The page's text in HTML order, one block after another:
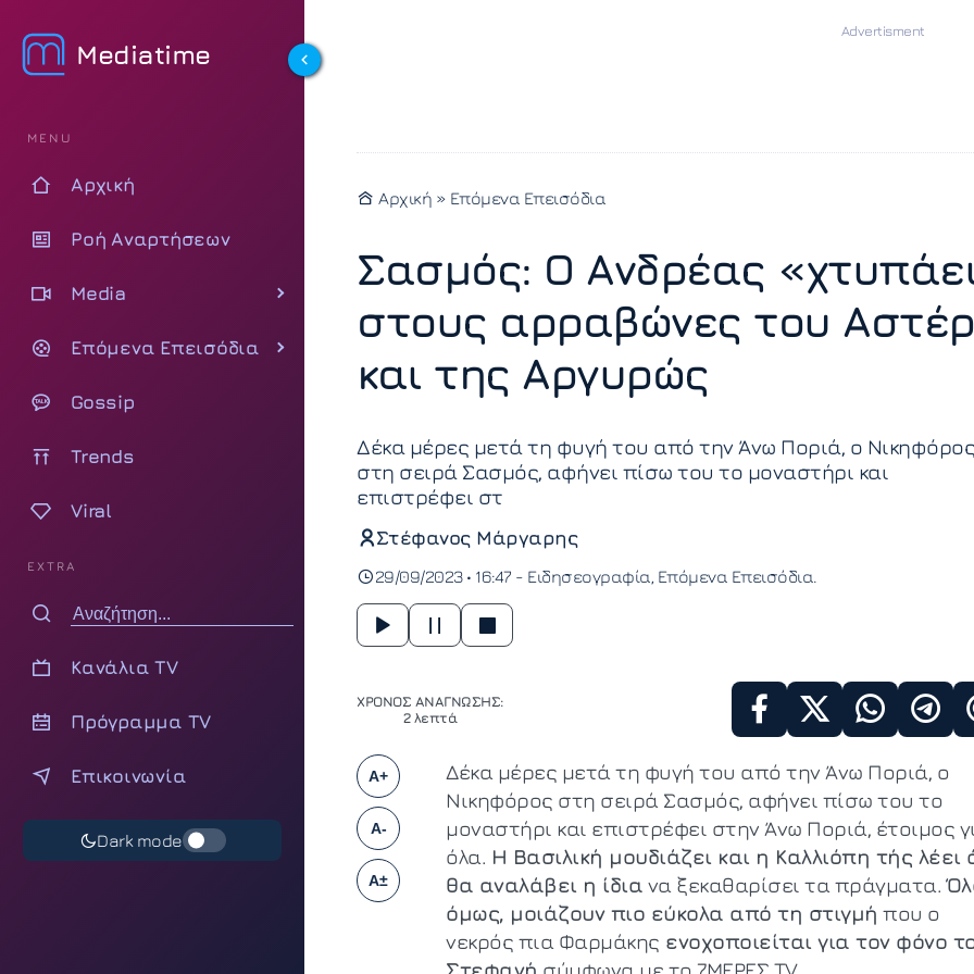
Mediatime
MENU
Αρχική
Ροή Αναρτήσεων
Media
Επόμενα Επεισόδια
Gossip
Trends
Viral
EXTRA
Κανάλια TV
Πρόγραμμα TV
Επικοινωνία
Dark mode
Αρχική » Επόμενα Επεισόδια
Σασμός: Ο Ανδρέας
στους αρραβώνες του
και της Αργυρώς
Δέκα μέρες μετά τη φυγή του από την Άνω Ποριά, ο Νικηφόρος
στη σειρά Σασμός, αφήνει πίσω του το μοναστήρι και
επιστρέφει στ
Στέφανος Μάργαρης
29/09/2023 • 16:47 - Ειδησεογραφία Επόμενα Επεισόδια
ΧΡΟΝΟΣ ΑΝΑΓΝΩΣΗΣ:
2 λεπτά
A+
A-
A±
Δέκα μέρες μετά τη φυγή του από την Άνω Ποριά, ο
Νικηφόρος στη σειρά Σασμός, αφήνει πίσω του το
μοναστήρι και επιστρέφει στην Άνω Ποριά, έτοιμος
όλα. Η Βασιλική μουδιάζει και η Καλλιόπη τής λέει
θα αναλάβει η ίδια να ξεκαθαρίσει τα πράγματα.
όμως, μοιάζουν πιο εύκολα από τη στιγμή που ο
νεκρός πια Φαρμάκης ενοχοποιείται για τον φόνο